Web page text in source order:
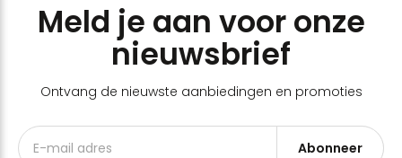
Meld je aan voor onze
nieuwsbrief
Ontvang de nieuwste aanbiedingen en promoties
Abonneer